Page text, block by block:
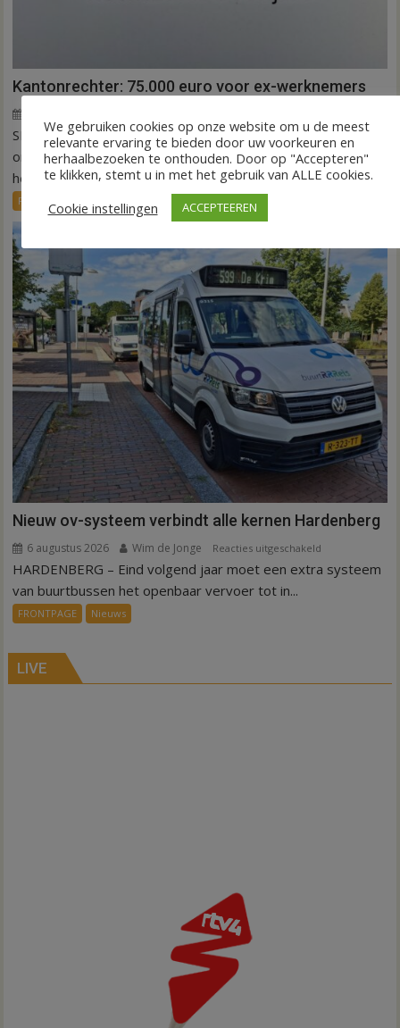
Kantonrechter: 75.000 euro voor ex-werknemers
Kantonrechter:
75.000
euro
SLAGHAREN – De rechtbank Overijssel heeft een
onderneming uit Slagharen (ROOT Painting) veroordeeld tot
het betalen...
FRONTPAGE Nieuws
Nieuw ov-systeem verbindt alle kernen Hardenberg
6 augustus 2026 Wim de Jonge Reacties uitgeschakeld
Nieuw
Hardenberg
HARDENBERG – Eind volgend jaar moet een extra systeem
van buurtbussen het openbaar vervoer tot in...
FRONTPAGE Nieuws
LIVE
We gebruiken cookies op onze website om u de meest
relevante ervaring te bieden door uw voorkeuren en
herhaalbezoeken te onthouden. Door op "Accepteren"
te klikken, stemt u in met het gebruik van ALLE cookies.
Cookie instellingen
ACCEPTEEREN